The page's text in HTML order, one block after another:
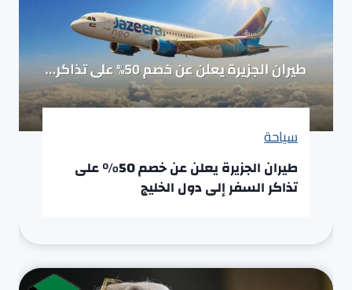
سياحة
طيران الجزيرة يعلن عن خصم 50% على
تذاكر السفر إلى دول الخليج